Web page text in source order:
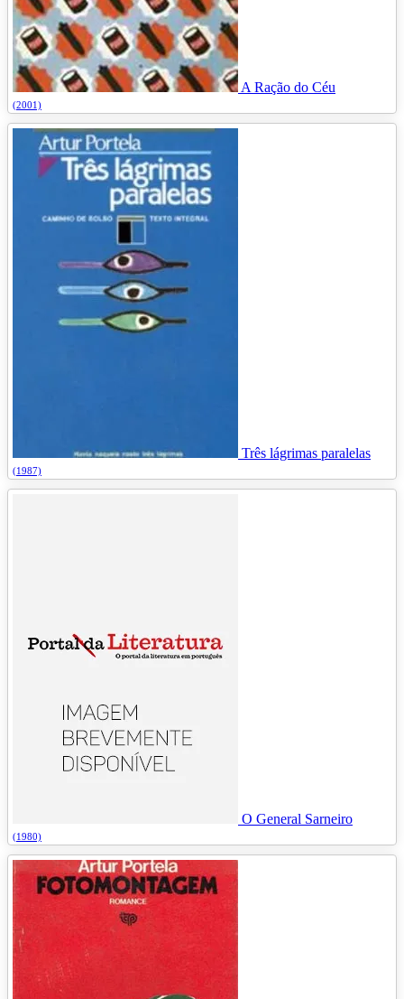
A Ração do Céu
(2001)
Três lágrimas paralelas
(1987)
O General Sarneiro
(1980)